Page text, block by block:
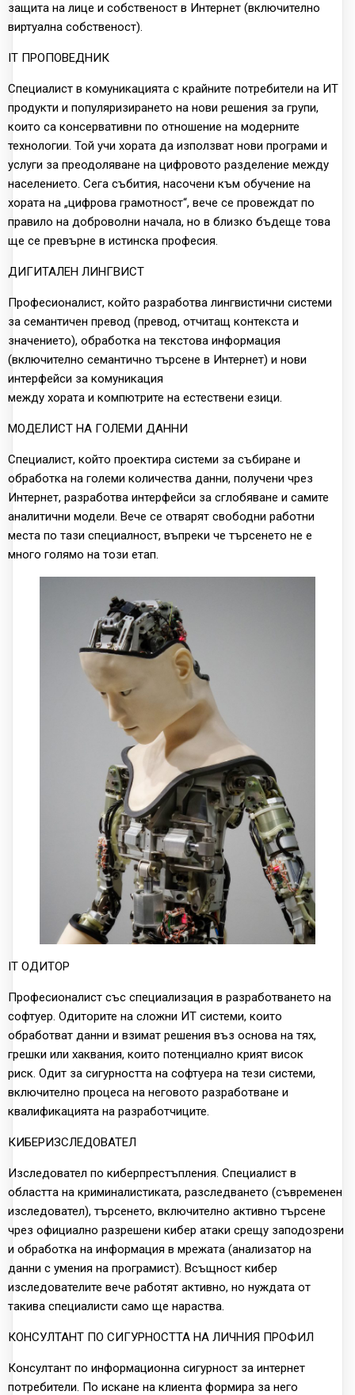
защита на лице и собственост в Интернет (включително
виртуална собственост).
IT ПРОПОВЕДНИК
Специалист в комуникацията с крайните потребители на ИТ
продукти и популяризирането на нови решения за групи,
които са консервативни по отношение на модерните
технологии. Той учи хората да използват нови програми и
услуги за преодоляване на цифровото разделение между
населението. Сега събития, насочени към обучение на
хората на „цифрова грамотност“, вече се провеждат по
правило на доброволни начала, но в близко бъдеще това
ще се превърне в истинска професия.
ДИГИТАЛЕН ЛИНГВИСТ
Професионалист, който разработва лингвистични системи
за семантичен превод (превод, отчитащ контекста и
значението), обработка на текстова информация
(включително семантично търсене в Интернет) и нови
интерфейси за комуникация
между хората и компютрите на естествени езици.
МОДЕЛИСТ НА ГОЛЕМИ ДАННИ
Специалист, който проектира системи за събиране и
обработка на големи количества данни, получени чрез
Интернет, разработва интерфейси за сглобяване и самите
аналитични модели. Вече се отварят свободни работни
места по тази специалност, въпреки че търсенето не е
много голямо на този етап.
IT ОДИТОР
Професионалист със специализация в разработването на
софтуер. Одиторите на сложни ИТ системи, които
обработват данни и взимат решения въз основа на тях,
грешки или хаквания, които потенциално крият висок
риск. Одит за сигурността на софтуера на тези системи,
включително процеса на неговото разработване и
квалификацията на разработчиците.
КИБЕРИЗСЛЕДОВАТЕЛ
Изследовател по киберпрестъпления. Специалист в
областта на криминалистиката, разследването (съвременен
изследовател), търсенето, включително активно търсене
чрез официално разрешени кибер атаки срещу заподозрени
и обработка на информация в мрежата (анализатор на
данни с умения на програмист). Всъщност кибер
изследователите вече работят активно, но нуждата от
такива специалисти само ще нараства.
КОНСУЛТАНТ ПО СИГУРНОСТТА НА ЛИЧНИЯ ПРОФИЛ
Консултант по информационна сигурност за интернет
потребители. По искане на клиента формира за него